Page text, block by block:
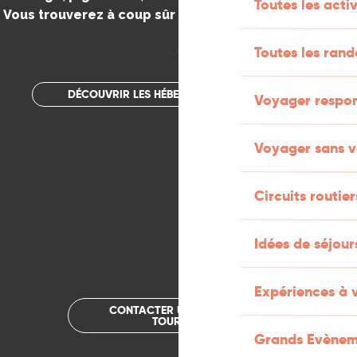
Toutes les
Toutes les
Voyager
Voyager sans
Circuits
Idées de
Expériences à
Grands
Vous trouverez à coup sûr votre bonheur dans le Lot.
.
DÉCOUVRIR LES HÉBERGEMENTS INSOLITES
CONTACTER UN OFFICE DE
TOURISME